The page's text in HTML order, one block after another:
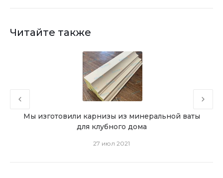
Читайте также
Мы изготовили карнизы из минеральной ваты
для клубного дома
27 июл 2021